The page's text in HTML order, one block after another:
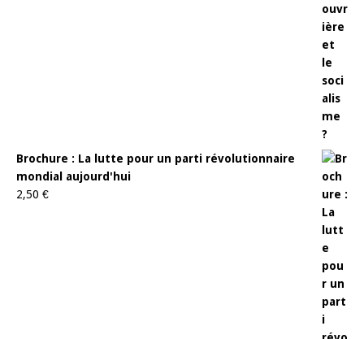
Brochure : La lutte pour un parti révolutionnaire
mondial aujourd'hui
2,50 €